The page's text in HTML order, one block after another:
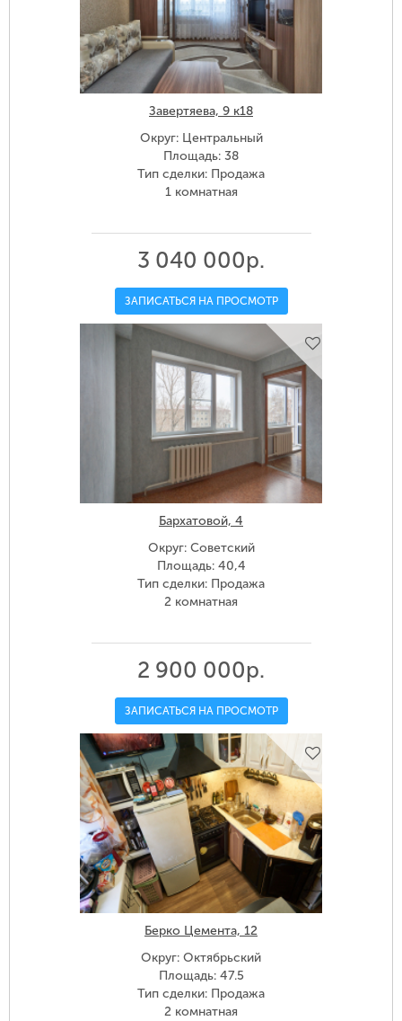
Завертяева, 9 к18
Округ: Центральный
Площадь: 38
Тип сделки: Продажа
1 комнатная
3 040 000р.
ЗАПИСАТЬСЯ НА ПРОСМОТР
Бархатовой, 4
Округ: Советский
Площадь: 40,4
Тип сделки: Продажа
2 комнатная
2 900 000р.
ЗАПИСАТЬСЯ НА ПРОСМОТР
Берко Цемента, 12
Округ: Октябрьский
Площадь: 47.5
Тип сделки: Продажа
2 комнатная